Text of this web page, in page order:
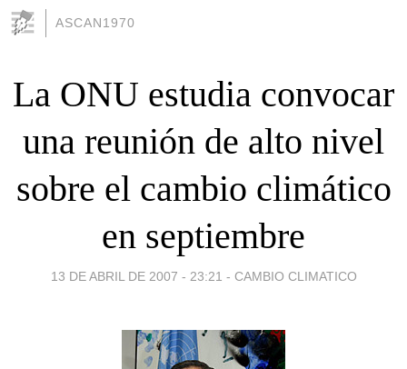
ASCAN1970
La ONU estudia convocar
una reunión de alto nivel
sobre el cambio climático
en septiembre
13 DE ABRIL DE 2007 - 23:21 - CAMBIO CLIMATICO